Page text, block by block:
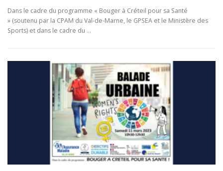
Dans le cadre du programme « Bouger à Créteil pour sa Santé
» (soutenu par la CPAM du Val-de-Marne, le GPSEA et le Ministère des
Sports) et dans le cadre du …